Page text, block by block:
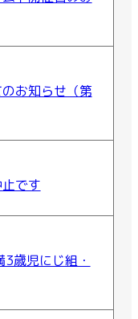
お知らせ（第
です
歳児にじ組・